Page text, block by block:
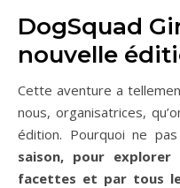
DogSquad
nouvelle
Cette aventure a
nous, organisatrices,
édition. Pourquoi ne
saison, pour
facettes et par tous